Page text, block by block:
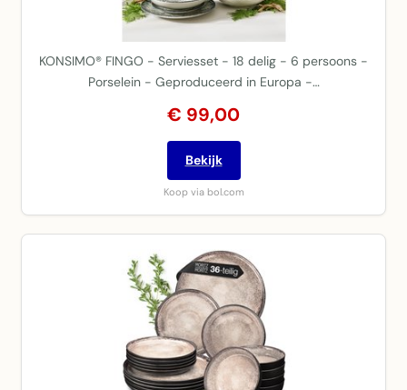
KONSIMO® FINGO - Serviesset - 18 delig - 6 persoons -
Porselein - Geproduceerd in Europa -…
€ 99,00
Bekijk
Koop via bol.com